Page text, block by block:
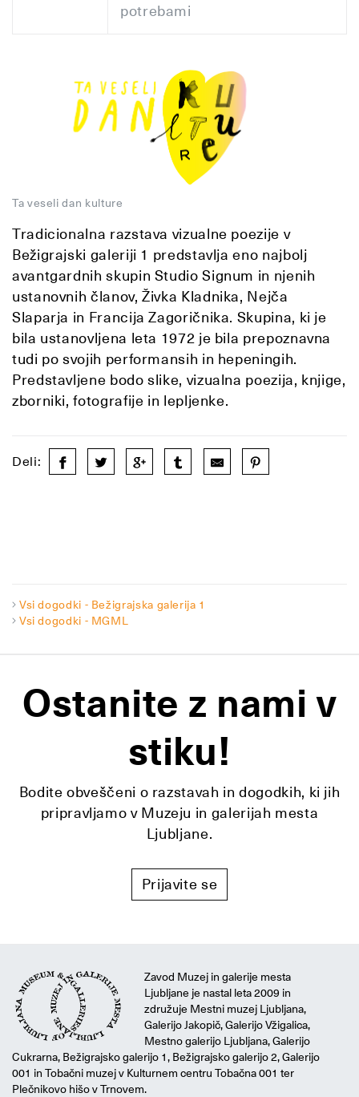
potrebami
Ta veseli dan kulture
Tradicionalna razstava vizualne poezije v
Bežigrajski galeriji 1 predstavlja eno najbolj
avantgardnih skupin Studio Signum in njenih
ustanovnih članov, Živka Kladnika, Nejča
Slaparja in Francija Zagoričnika. Skupina, ki je
bila ustanovljena leta 1972 je bila prepoznavna
tudi po svojih performansih in hepeningih.
Predstavljene bodo slike, vizualna poezija, knjige,
zborniki, fotografije in lepljenke.
Deli:
Vsi dogodki - Bežigrajska galerija 1
Vsi dogodki - MGML
Ostanite z nami v
stiku!
Bodite obveščeni o razstavah in dogodkih, ki jih
pripravljamo v Muzeju in galerijah mesta
Ljubljane.
Prijavite se
Zavod Muzej in galerije mesta
Ljubljane je nastal leta 2009 in
združuje Mestni muzej Ljubljana,
Galerijo Jakopič, Galerijo Vžigalica,
Mestno galerijo Ljubljana, Galerijo
Cukrarna, Bežigrajsko galerijo 1, Bežigrajsko galerijo 2, Galerijo
001 in Tobačni muzej v Kulturnem centru Tobačna 001 ter
Plečnikovo hišo v Trnovem.